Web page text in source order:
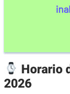
Horario
2026